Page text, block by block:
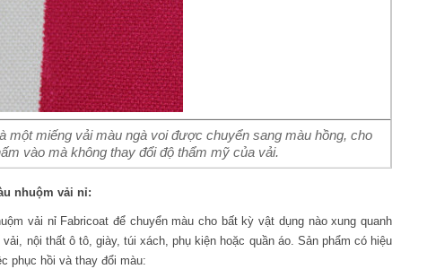
một miếng vải màu ngà voi được chuyển sang màu hồng, cho
vào mà không thay đổi độ thẩm mỹ của vải.
nhuộm vải nỉ:
vải nỉ Fabricoat để chuyển màu cho bất kỳ vật dụng nào xung quanh
vải, nội thất ô tô, giày, túi xách, phụ kiện hoặc quần áo. Sản phẩm có hiệu
phục hồi và thay đổi màu: